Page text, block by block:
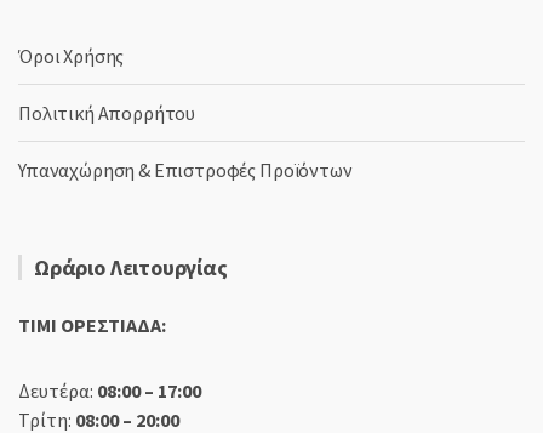
Όροι Χρήσης
Πολιτική Απορρήτου
Υπαναχώρηση & Επιστροφές Προϊόντων
Ωράριο Λειτουργίας
TIMI ΟΡΕΣΤΙΑΔΑ:
Δευτέρα: 08:00 – 17:00
Τρίτη: 08:00 – 20:00